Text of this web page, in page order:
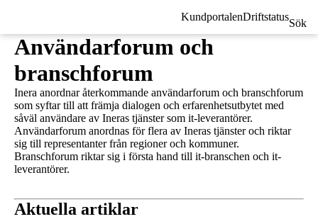
KundportalenDriftstatus
Sök
Användarforum och
branschforum
Inera anordnar återkommande användarforum och branschforum
som syftar till att främja dialogen och erfarenhetsutbytet med
såväl användare av Ineras tjänster som it-leverantörer.
Användarforum anordnas för flera av Ineras tjänster och riktar
sig till representanter från regioner och kommuner.
Branschforum riktar sig i första hand till it-branschen och it-
leverantörer.
Aktuella artiklar